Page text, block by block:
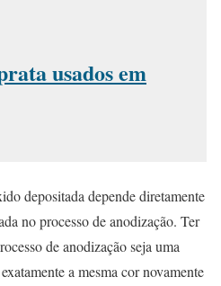
usados em
depositada depende diretamente
no processo de anodização. Ter
de anodização seja uma
a mesma cor novamente